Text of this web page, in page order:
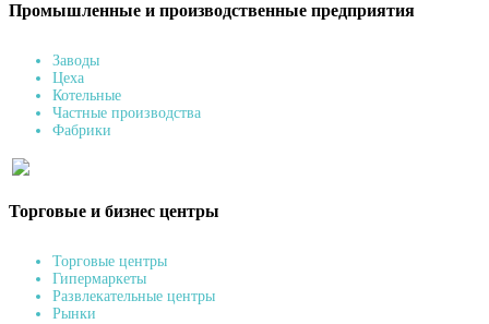
Промышленные и производственные предприятия
Заводы
Цеха
Котельные
Частные производства
Фабрики
Торговые и бизнес центры
Торговые центры
Гипермаркеты
Развлекательные центры
Рынки